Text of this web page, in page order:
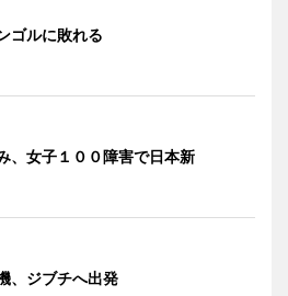
ゴルに敗れる
、女子１００障害で日本新
、ジブチへ出発